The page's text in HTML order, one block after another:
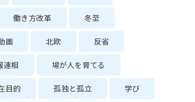
働き方改革 冬至
画 北欧 反省
連相 場が人を育てる
目的 孤独と孤立 学び